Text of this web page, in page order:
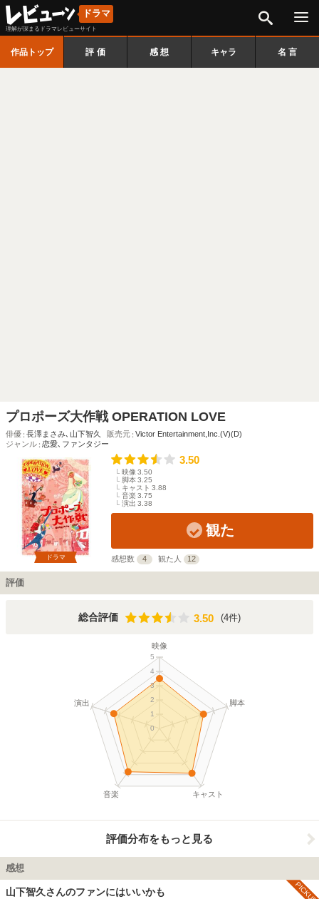
ドラマ
理解が深まるドラマレビューサイト
作品トップ 評価 感想 キャラ 名言
プロポーズ大作戦 OPERATION LOVE
俳優 長澤まさみ､ 山下智久 販売元 Victor Entertainment,Inc.(V)(D)
ジャンル 恋愛､ ファンタジー
ドラマ
3.50
映像 3.50
脚本3.25
キャスト 3.88
音楽3.75
演出 3.38
観た
感想数 4 観た人 12
評価
総合評価 3.50
3.50 (4件)
映像
脚本
キャスト
音楽
演出
0
1
2
3
4
5
評価分布をもっと見る
感想
山下智久さんのファンにはいいかも PICKUP